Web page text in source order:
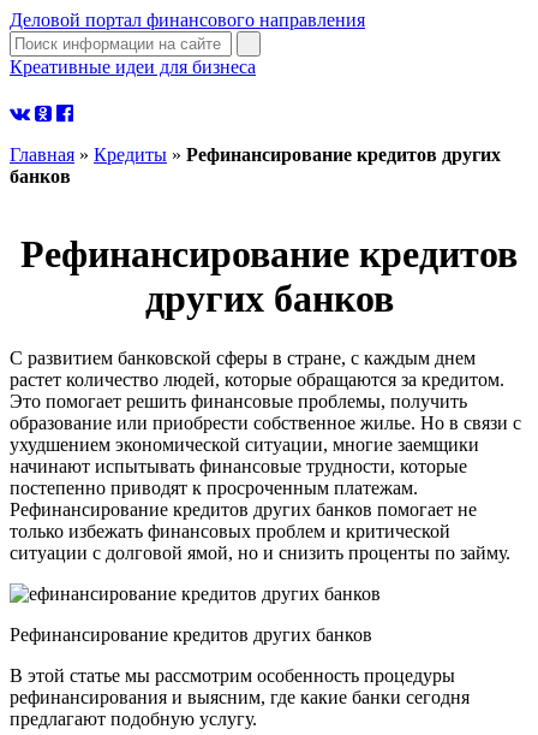
Деловой портал финансового направления
Креативные идеи для бизнеса
Главная » Кредиты » Рефинансирование кредитов других
банков
Рефинансирование кредитов
других банков
С развитием банковской сферы в стране, с каждым днем
растет количество людей, которые обращаются за кредитом.
Это помогает решить финансовые проблемы, получить
образование или приобрести собственное жилье. Но в связи с
ухудшением экономической ситуации, многие заемщики
начинают испытывать финансовые трудности, которые
постепенно приводят к просроченным платежам.
Рефинансирование кредитов других банков помогает не
только избежать финансовых проблем и критической
ситуации с долговой ямой, но и снизить проценты по займу.
Рефинансирование кредитов других банков
В этой статье мы рассмотрим особенность процедуры
рефинансирования и выясним, где какие банки сегодня
предлагают подобную услугу.